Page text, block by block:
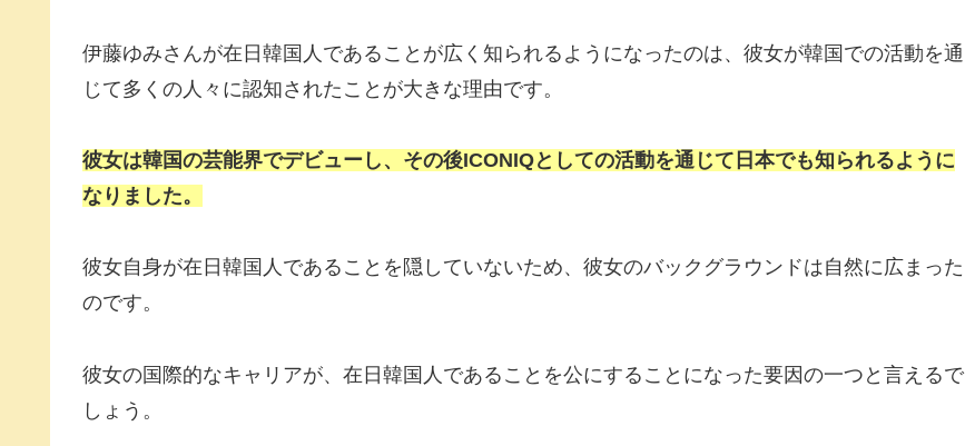
伊藤ゆみさんが在日韓国人であることが広く知られるようになったのは、彼女が韓国での活動を通
じて多くの人々に認知されたことが大きな理由です。
彼女は韓国の芸能界でデビューし、その後ICONIQとしての活動を通じて日本でも知られるように
なりました。
彼女自身が在日韓国人であることを隠していないため、彼女のバックグラウンドは自然に広まった
のです。
彼女の国際的なキャリアが、在日韓国人であることを公にすることになった要因の一つと言えるで
しょう。